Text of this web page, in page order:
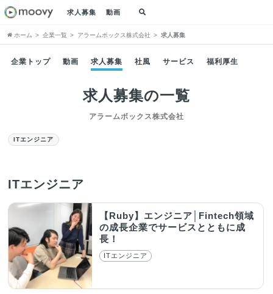
求人募集 動画
ホーム 企業一覧 アラームボックス株式会社 求人募集
企業トップ 動画 求人募集 社風 サービス 福利厚生
求人募集の一覧
アラームボックス株式会社
ITエンジニア
ITエンジニア
【Ruby】エンジニア│Fintech領域
の成長企業でサービスとともに成
長！
ITエンジニア